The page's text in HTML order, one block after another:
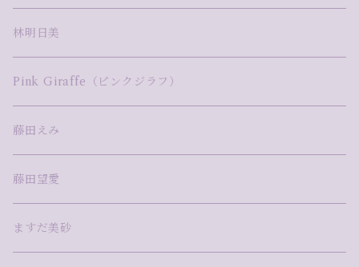
林明日美
Pink Giraffe（ピンクジラフ）
藤田えみ
藤田望愛
ますだ美砂